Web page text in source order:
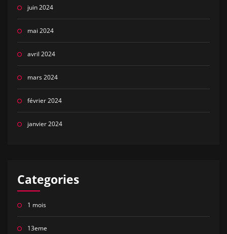
juin 2024
mai 2024
avril 2024
mars 2024
février 2024
janvier 2024
Categories
1 mois
13eme